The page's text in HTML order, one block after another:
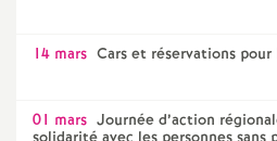
14 mars Cars et réservations pour
01 mars Journée d’action